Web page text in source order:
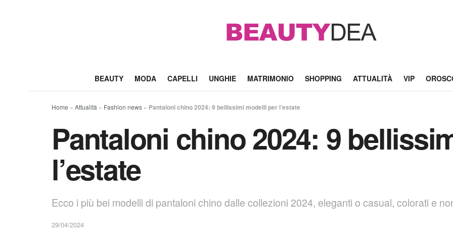
BEAUTY MODA CAPELLI UNGHIE MATRIMONIO SHOPPING ATTUALITÀ VIP
Home » Attualità » Fashion news » Pantaloni chino 2024: 9 bellissimi modelli per l’estate
Pantaloni chino 2024: 9
l’estate
Ecco i più bei modelli di pantaloni chino dalle collezioni 2024, eleganti o casual, colorati e
29/04/2024